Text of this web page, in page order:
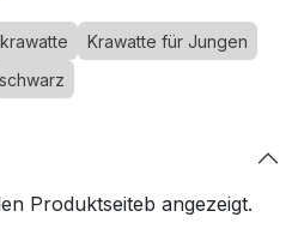
Krawatte für Jungen
schwarz
Produktseiteb angezeigt.